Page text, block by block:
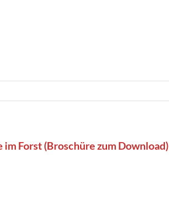
Forst (Broschüre zum Download)